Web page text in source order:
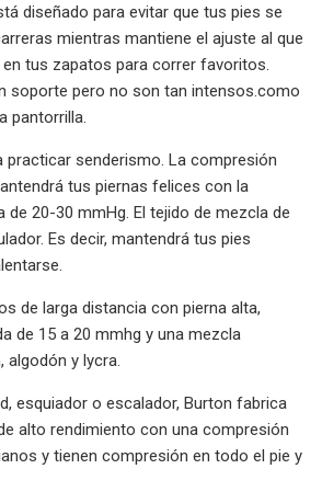
diseñado para evitar que tus pies se
mientras mantiene el ajuste al que
tus zapatos para correr favoritos.
soporte pero no son tan intensos.como
pantorrilla.
practicar senderismo. La compresión
tus piernas felices con la
de 20-30 mmHg. El tejido de mezcla de
Es decir, mantendrá tus pies
de larga distancia con pierna alta,
de 15 a 20 mmhg y una mezcla
algodón y lycra.
esquiador o escalador, Burton fabrica
alto rendimiento con una compresión
y tienen compresión en todo el pie y